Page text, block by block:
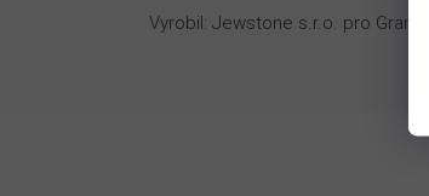
Vyrobil: Jewstone s.r.o. pro